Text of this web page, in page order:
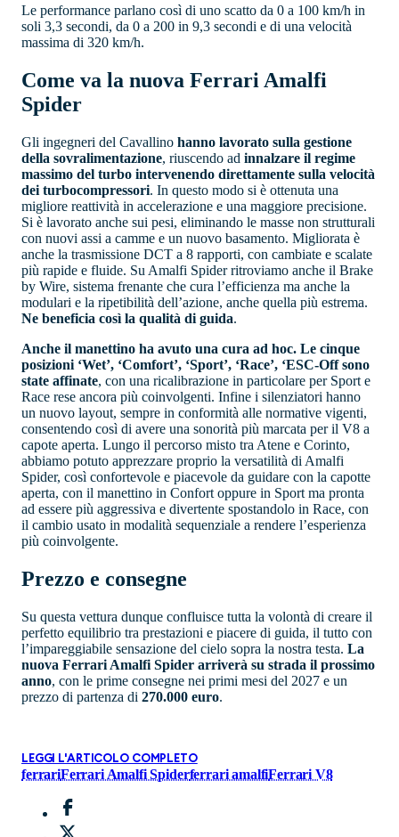
Le performance parlano così di uno scatto da 0 a 100 km/h in
soli 3,3 secondi, da 0 a 200 in 9,3 secondi e di una velocità
massima di 320 km/h.
Come va la nuova Ferrari Amalfi
Spider
Gli ingegneri del Cavallino hanno lavorato sulla gestione
della sovralimentazione, riuscendo ad innalzare il regime
massimo del turbo intervenendo direttamente sulla velocità
dei turbocompressori. In questo modo si è ottenuta una
migliore reattività in accelerazione e una maggiore precisione.
Si è lavorato anche sui pesi, eliminando le masse non strutturali
con nuovi assi a camme e un nuovo basamento. Migliorata è
anche la trasmissione DCT a 8 rapporti, con cambiate e scalate
più rapide e fluide. Su Amalfi Spider ritroviamo anche il Brake
by Wire, sistema frenante che cura l’efficienza ma anche la
modulari e la ripetibilità dell’azione, anche quella più estrema.
Ne beneficia così la qualità di guida.
Anche il manettino ha avuto una cura ad hoc. Le cinque
posizioni ‘Wet’, ‘Comfort’, ‘Sport’, ‘Race’, ‘ESC-Off sono
state affinate, con una ricalibrazione in particolare per Sport e
Race rese ancora più coinvolgenti. Infine i silenziatori hanno
un nuovo layout, sempre in conformità alle normative vigenti,
consentendo così di avere una sonorità più marcata per il V8 a
capote aperta. Lungo il percorso misto tra Atene e Corinto,
abbiamo potuto apprezzare proprio la versatilità di Amalfi
Spider, così confortevole e piacevole da guidare con la capotte
aperta, con il manettino in Confort oppure in Sport ma pronta
ad essere più aggressiva e divertente spostandolo in Race, con
il cambio usato in modalità sequenziale a rendere l’esperienza
più coinvolgente.
Prezzo e consegne
Su questa vettura dunque confluisce tutta la volontà di creare il
perfetto equilibrio tra prestazioni e piacere di guida, il tutto con
l’impareggiabile sensazione del cielo sopra la nostra testa. La
nuova Ferrari Amalfi Spider arriverà su strada il prossimo
anno, con le prime consegne nei primi mesi del 2027 e un
prezzo di partenza di 270.000 euro.
LEGGI L'ARTICOLO COMPLETO
ferrariFerrari Amalfi Spiderferrari amalfiFerrari V8